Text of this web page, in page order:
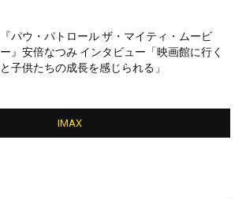
『パウ・パトロール ザ・マイティ・ムービ
ー』安倍なつみ インタビュー「映画館に行く
と子供たちの成長を感じられる」
IMAX